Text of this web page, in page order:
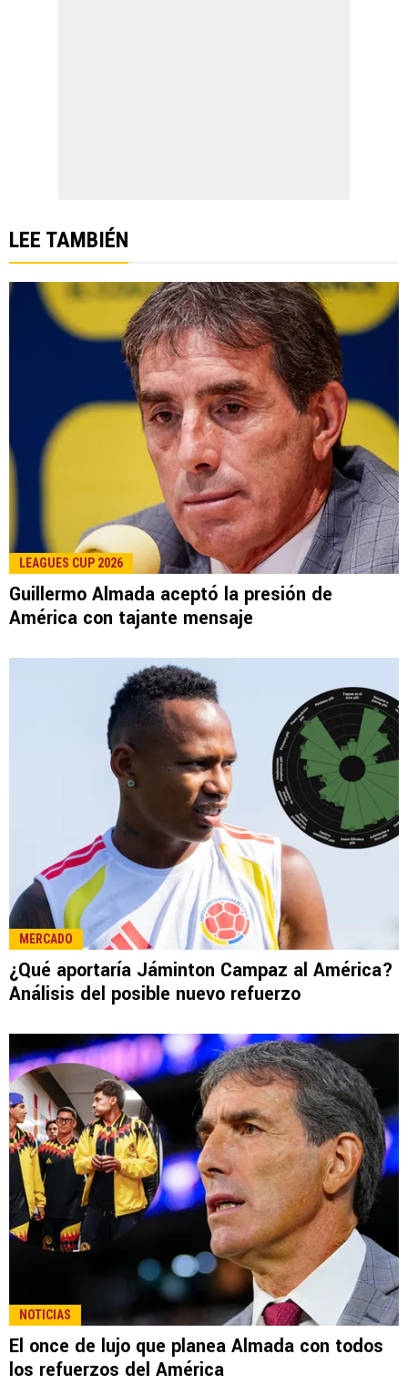
LEE TAMBIÉN
LEAGUES CUP 2026
Guillermo Almada aceptó la presión de
América con tajante mensaje
MERCADO
¿Qué aportaría Jáminton Campaz al América?
Análisis del posible nuevo refuerzo
NOTICIAS
El once de lujo que planea Almada con todos
los refuerzos del América